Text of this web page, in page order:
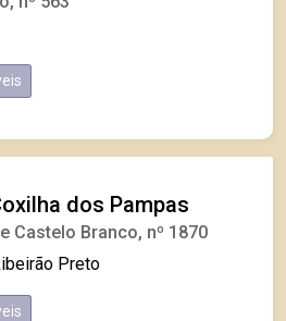
dos Pampas
Castelo Branco, nº 1870
Preto